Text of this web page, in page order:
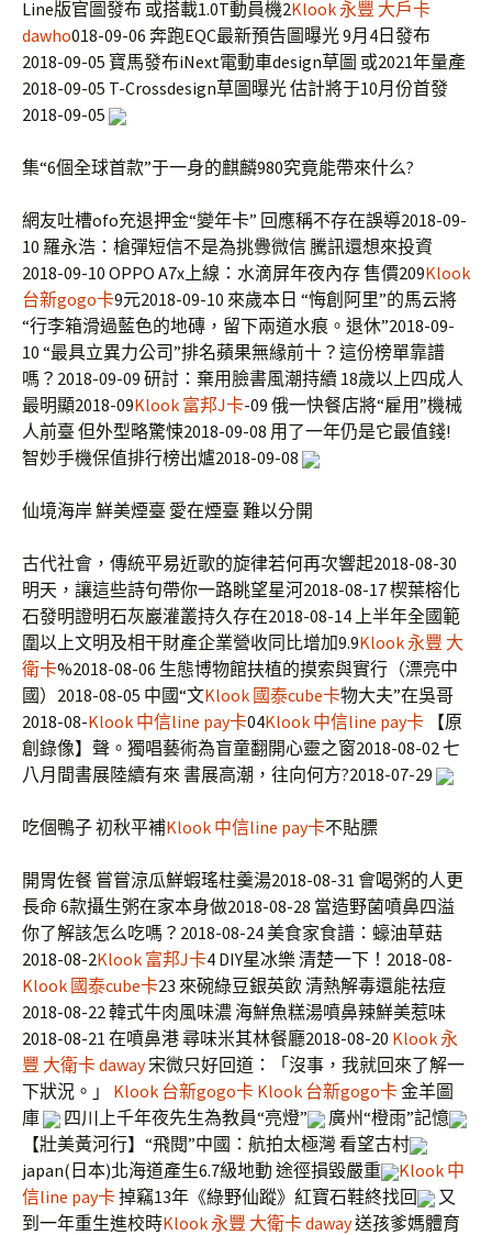
Line版官圖發布 或搭載1.0T動員機2Klook 永豐 大戶卡
dawho018-09-06 奔跑EQC最新預告圖曝光 9月4日發布
2018-09-05 寶馬發布iNext電動車design草圖 或2021年量產
2018-09-05 T-Crossdesign草圖曝光 估計將于10月份首發
2018-09-05
集“6個全球首款”于一身的麒麟980究竟能帶來什么?
網友吐槽ofo充退押金“變年卡” 回應稱不存在誤導2018-09-
10 羅永浩：槍彈短信不是為挑釁微信 騰訊還想來投資
2018-09-10 OPPO A7x上線：水滴屏年夜內存 售價209Klook
台新gogo卡9元2018-09-10 來歲本日 “悔創阿里”的馬云將
“行李箱滑過藍色的地磚，留下兩道水痕。退休”2018-09-
10 “最具立異力公司”排名蘋果無緣前十？這份榜單靠譜
嗎？2018-09-09 研討：棄用臉書風潮持續 18歲以上四成人
最明顯2018-09Klook 富邦J卡-09 俄一快餐店將“雇用”機械
人前臺 但外型略驚悚2018-09-08 用了一年仍是它最值錢!
智妙手機保值排行榜出爐2018-09-08
仙境海岸 鮮美煙臺 愛在煙臺 難以分開
古代社會，傳統平易近歌的旋律若何再次響起2018-08-30
明天，讓這些詩句帶你一路眺望星河2018-08-17 楔葉榕化
石發明證明石灰巖灌叢持久存在2018-08-14 上半年全國範
圍以上文明及相干財產企業營收同比增加9.9Klook 永豐 大
衛卡%2018-08-06 生態博物館扶植的摸索與實行（漂亮中
國）2018-08-05 中國“文Klook 國泰cube卡物大夫”在吳哥
2018-08-Klook 中信line pay卡04Klook 中信line pay卡 【原
創錄像】聲。獨唱藝術為盲童翻開心靈之窗2018-08-02 七
八月間書展陸續有來 書展高潮，往向何方?2018-07-29
吃個鴨子 初秋平補Klook 中信line pay卡不貼膘
開胃佐餐 嘗嘗涼瓜鮮蝦瑤柱羹湯2018-08-31 會喝粥的人更
長命 6款攝生粥在家本身做2018-08-28 當造野菌噴鼻四溢
你了解該怎么吃嗎？2018-08-24 美食家食譜：蠔油草菇
2018-08-2Klook 富邦J卡4 DIY星冰樂 清楚一下！2018-08-
Klook 國泰cube卡23 來碗綠豆銀英飲 清熱解毒還能祛痘
2018-08-22 韓式牛肉風味濃 海鮮魚糕湯噴鼻辣鮮美惹味
2018-08-21 在噴鼻港 尋味米其林餐廳2018-08-20 Klook 永
豐 大衛卡 daway宋微只好回道：「沒事，我就回來了解一
下狀況。」 Klook 台新gogo卡 Klook 台新gogo卡金羊圖
庫
四川上千年夜先生為教員“亮燈”
廣州“橙雨”記憶
【壯美黃河行】“飛閱”中國：航拍太極灣 看望古村
japan(日本)北海道產生6.7級地動 途徑損毀嚴重
Klook 中
信line pay卡掉竊13年《綠野仙蹤》紅寶石鞋終找回
又
到一年重生進校時Klook 永豐 大衛卡 daway送孩爹媽體育